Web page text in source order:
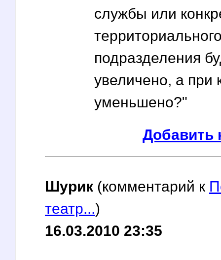
службы или
подразделения
увеличено, а при
уменьшено?"
Добавить
Шурик (комментарий к
театр...)
16.03.2010 23:35